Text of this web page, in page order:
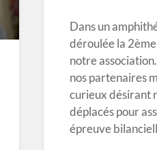
Dans un
déroulée la
notre
nos partenaires
curieux désirant
déplacés pour
épreuve